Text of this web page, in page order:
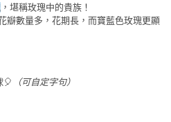
，堪稱玫瑰中的貴族！
瓣數量多，花期長，而寶藍色玫瑰更顯
🎈 （可自定字句）